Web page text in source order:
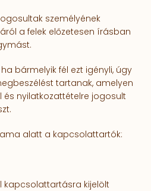
személyének
a felek előzetesen írásban
bármelyik fél ezt igényli, úgy
tar­ta­nak, amelyen
és nyilatkozattételre jogosult
alatt a kapcsolattartók:
kapcsolattartásra kijelölt